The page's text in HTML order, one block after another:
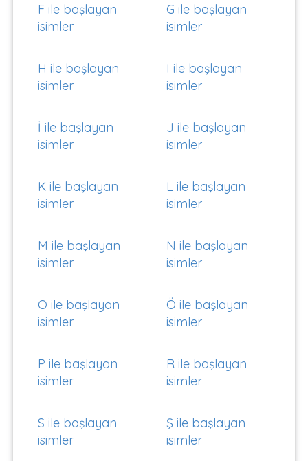
F ile başlayan
isimler
G ile başlayan
isimler
H ile başlayan
isimler
I ile başlayan
isimler
İ ile başlayan
isimler
J ile başlayan
isimler
K ile başlayan
isimler
L ile başlayan
isimler
M ile başlayan
isimler
N ile başlayan
isimler
O ile başlayan
isimler
Ö ile başlayan
isimler
P ile başlayan
isimler
R ile başlayan
isimler
S ile başlayan
isimler
Ş ile başlayan
isimler